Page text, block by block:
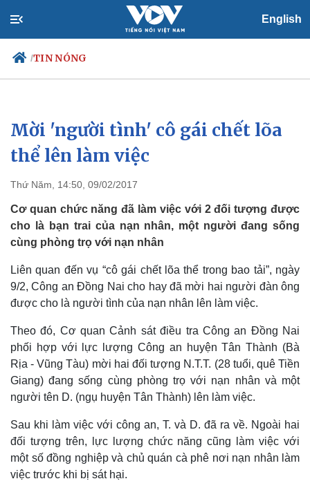
English
/TIN NÓNG
Chính trị
Đảng
Tổ chức nhân sự
Nhận diện sự thật
Xã hội
Việc làm
Biển đảo
Mời 'người tình' cô gái chết lõa
thể lên làm việc
Thứ Năm, 14:50, 09/02/2017
Cơ quan chức năng đã làm việc với 2 đối tượng được
cho là bạn trai của nạn nhân, một người đang sống
cùng phòng trọ với nạn nhân
Liên quan đến vụ “cô gái chết lõa thể trong bao tải”, ngày
9/2, Công an Đồng Nai cho hay đã mời hai người đàn ông
được cho là người tình của nạn nhân lên làm việc.
Theo đó, Cơ quan Cảnh sát điều tra Công an Đồng Nai
phối hợp với lực lượng Công an huyện Tân Thành (Bà
Rịa - Vũng Tàu) mời hai đối tượng N.T.T. (28 tuổi, quê Tiền
Giang) đang sống cùng phòng trọ với nạn nhân và một
người tên D. (ngụ huyện Tân Thành) lên làm việc.
Sau khi làm việc với công an, T. và D. đã ra về. Ngoài hai
đối tượng trên, lực lượng chức năng cũng làm việc với
một số đồng nghiệp và chủ quán cà phê nơi nạn nhân làm
việc trước khi bị sát hại.